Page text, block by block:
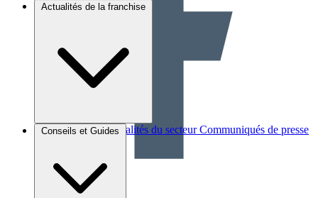
Actualités de la franchise
Brèves et actus Actualités du secteur Communiqués de presse
Conseils et Guides